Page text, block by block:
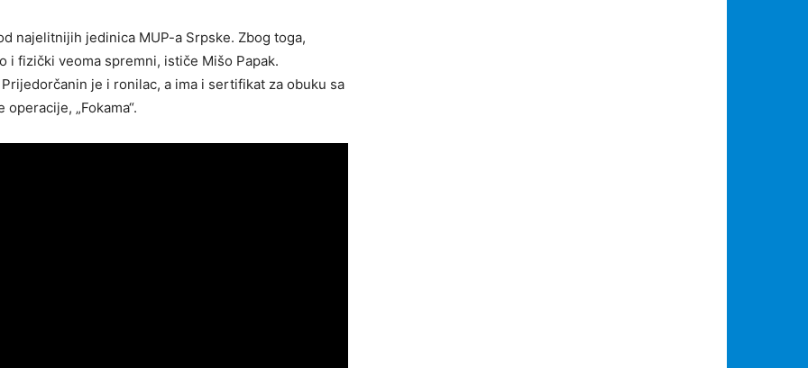
najelitnijih jedinica MUP-a Srpske. Zbog toga,
i fizički veoma spremni, ističe Mišo Papak.
je i ronilac, a ima i sertifikat za obuku sa
„Fokama“.